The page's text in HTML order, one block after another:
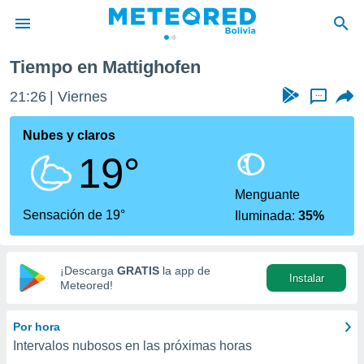
de
ha
calidad.
a este
las
y
digital
basada
Tiempo en Mattighofen
21:26 Viernes ...
Nubes y claros
19°
Sensación de 19°
Menguante
Iluminada:35%
¡Descarga GRATIS la app de
Meteored!
Instalar
Por hora
Intervalos nubosos en las próximas horas